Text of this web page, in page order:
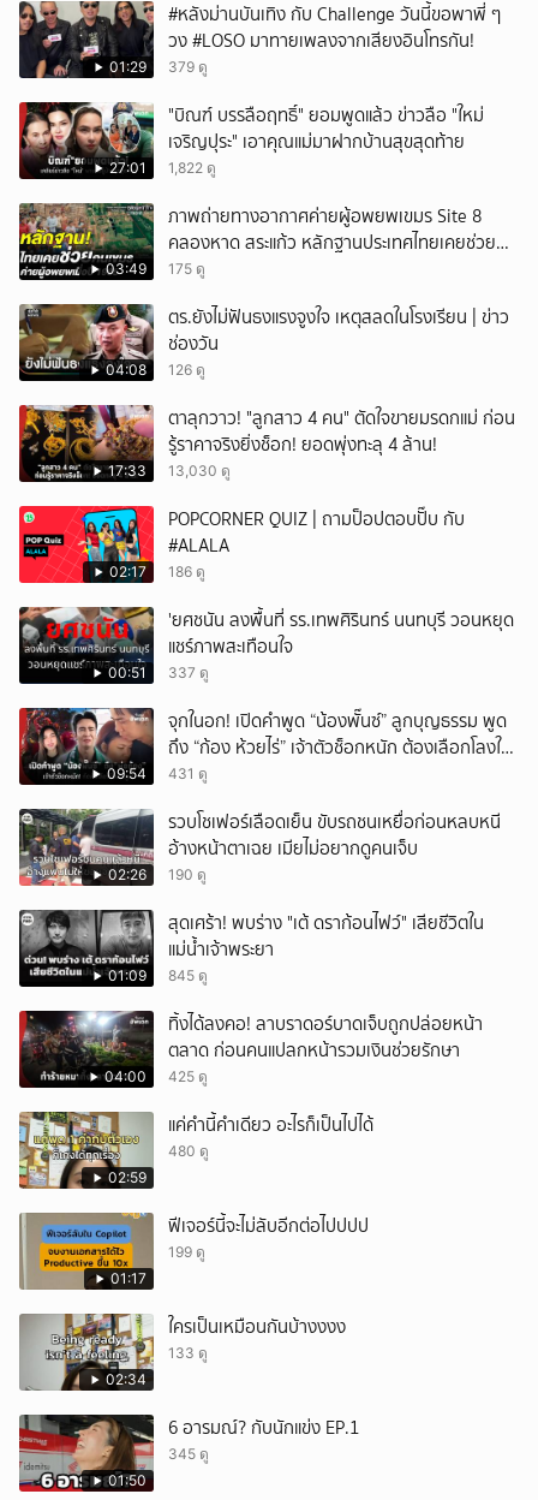
01:29
#หลังม่านบันเทิง กับ Challenge วันนี้ขอพาพี่ ๆ
วง #LOSO มาทายเพลงจากเสียงอินโทรกัน!
379 ดู
27:01
"บิณฑ์ บรรลือฤทธิ์" ยอมพูดแล้ว ข่าวลือ "ใหม่
เจริญปุระ" เอาคุณแม่มาฝากบ้านสุขสุดท้าย
1,822 ดู
03:49
ภาพถ่ายทางอากาศค่ายผู้อพยพเขมร Site 8
คลองหาด สระแก้ว หลักฐานประเทศไทยเคยช่วยคน
เขมร
175 ดู
04:08
ตร.ยังไม่ฟันธงแรงจูงใจ เหตุสลดในโรงเรียน | ข่าว
ช่องวัน
126 ดู
17:33
ตาลุกวาว! "ลูกสาว 4 คน" ตัดใจขายมรดกแม่ ก่อน
รู้ราคาจริงยิ่งช็อก! ยอดพุ่งทะลุ 4 ล้าน!
13,030 ดู
02:17
POPCORNER QUIZ | ถามป็อปตอบปั๊บ กับ
#ALALA
186 ดู
00:51
'ยศชนัน ลงพื้นที่ รร.เทพศิรินทร์ นนทบุรี วอนหยุด
แชร์ภาพสะเทือนใจ
337 ดู
09:54
จุกในอก! เปิดคำพูด “น้องพั๊นซ์” ลูกบุญธรรม พูด
ถึง “ก้อง ห้วยไร่” เจ้าตัวช็อกหนัก ต้องเลือกโลงให้
ลูก!
431 ดู
02:26
รวบโชเฟอร์เลือดเย็น ขับรถชนเหยื่อก่อนหลบหนี
อ้างหน้าตาเฉย เมียไม่อยากดูคนเจ็บ
190 ดู
01:09
สุดเศร้า! พบร่าง "เต้ ดราก้อนไฟว์" เสียชีวิตใน
แม่น้ำเจ้าพระยา
845 ดู
04:00
ทิ้งได้ลงคอ! ลาบราดอร์บาดเจ็บถูกปล่อยหน้า
ตลาด ก่อนคนแปลกหน้ารวมเงินช่วยรักษา
425 ดู
02:59
แค่คำนี้คำเดียว อะไรก็เป็นไปได้
480 ดู
01:17
ฟีเจอร์นี้จะไม่ลับอีกต่อไปปปป
199 ดู
02:34
ใครเป็นเหมือนกันบ้างงงง
133 ดู
01:50
6 อารมณ์? กับนักแข่ง EP.1
345 ดู